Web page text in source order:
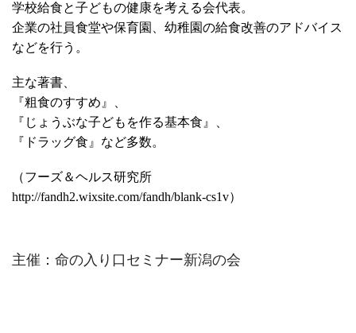
学校給食と子どもの健康を考える会代表。
企業の社員食堂や保育園、幼稚園の給食改善のアドバイス
などを行う。
主な著書、
『粗食のすすめ』、
『じょうぶな子どもを作る基本食』、
『ドラッグ食』など多数。
（フーズ＆ヘルス研究所
http://fandh2.wixsite.com/fandh/blank-cs1v）
主催：命の入り口セミナー新潟の会